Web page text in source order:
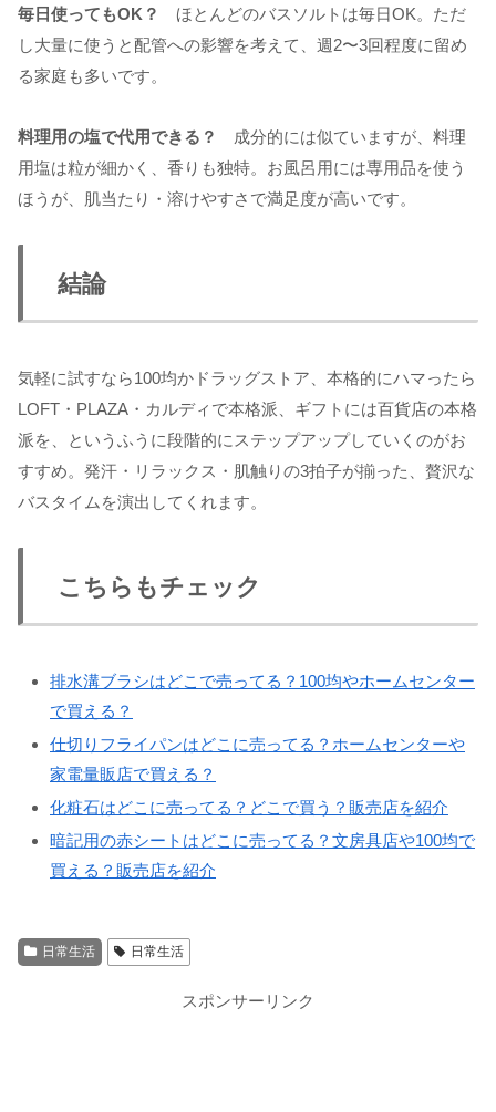
毎日使ってもOK？
ほとんどのバスソルトは毎日OK。ただ
し大量に使うと配管への影響を考えて、週2〜3回程度に留め
る家庭も多いです。
料理用の塩で代用できる？
成分的には似ていますが、料理
用塩は粒が細かく、香りも独特。お風呂用には専用品を使う
ほうが、肌当たり・溶けやすさで満足度が高いです。
結論
気軽に試すなら100均かドラッグストア、本格的にハマったら
LOFT・PLAZA・カルディで本格派、ギフトには百貨店の本格
派を、というふうに段階的にステップアップしていくのがお
すすめ。発汗・リラックス・肌触りの3拍子が揃った、贅沢な
バスタイムを演出してくれます。
こちらもチェック
排水溝ブラシはどこで売ってる？100均やホームセンター
で買える？
仕切りフライパンはどこに売ってる？ホームセンターや
家電量販店で買える？
化粧石はどこに売ってる？どこで買う？販売店を紹介
暗記用の赤シートはどこに売ってる？文房具店や100均で
買える？販売店を紹介
日常生活 日常生活
スポンサーリンク